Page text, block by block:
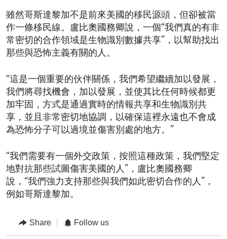
雖然哥斯達黎加不是前來美國的移民源頭，但卻被當
作一條移民線。盧比奧國務卿說，一個“我們真的有非
常密切的合作領域是生物識別數據共享”，以幫助找出
那些與恐怖主義有關的人。
“這是一個重要的伙伴關係，我們希望繼續加以發展，
我們將尋找機會，加以發展，並使其比任何時候都更
加牢固，方式是通過實時的情報共享和生物識別共
享，並且非常密切地協調，以確保這裡永遠也不會成
為恐怖分子可以過境並傷害別處的地方。”
“我們需要有一個外交政策，按照這種政策，我們堅定
地對抗那些試圖傷害美國的人”，盧比奧國務卿
說，“我們強力支持那些與我們如此密切合作的人”，
例如哥斯達黎加。
Share Follow us